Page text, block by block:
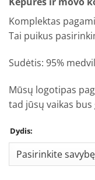
Komplektas
Tai puikus
Sudėtis: 95%
Mūsų logotipas
tad jūsų vaikas
Dydis: